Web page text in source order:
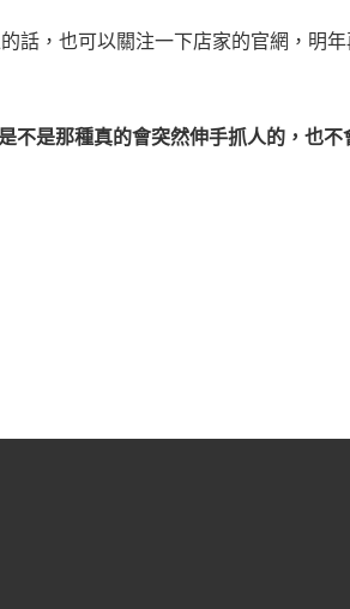
話，也可以關注一下店家的官網，明
不是那種真的會突然伸手抓人的，也